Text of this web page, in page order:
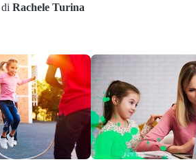
di Rachele Turina